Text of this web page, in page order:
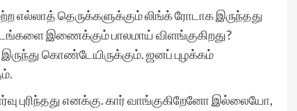
எல்லாத் தெருக்களுக்கும் லிங்க் ரோடாக இருந்தது
இணைக்கும் பாலமாய் விளங்குகிறது?
கொண்டேயிருக்கும். ஜனப் புழக்கம்
புரிந்தது எனக்கு. கார் வாங்குகிறேனோ இல்லையோ,